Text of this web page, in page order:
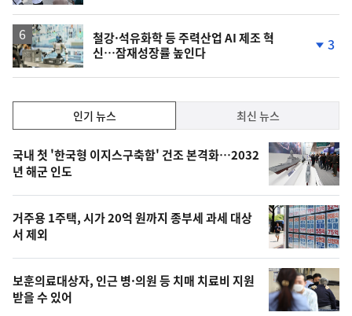
철강·석유화학 등 주력산업 AI 제조 혁
신…잠재성장률 높인다
하
락
3
인
기,
최
신,
오
늘
의
영
상
인기 뉴스 최신 뉴스
인
기
뉴
스
국내 첫 '한국형 이지스구축함' 건조 본격화…2032
년 해군 인도
거주용 1주택, 시가 20억 원까지 종부세 과세 대상
서 제외
보훈의료대상자, 인근 병·의원 등 치매 치료비 지원
받을 수 있어